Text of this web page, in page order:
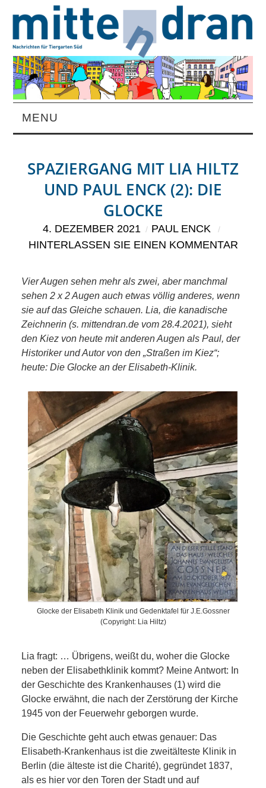
MENU
MAGAZIN
RUBRIKEN
SPONSORING
KONTAKT
SPAZIERGANG MIT LIA HILTZ
UND PAUL ENCK (2): DIE
GLOCKE
4. DEZEMBER 2021
PAUL ENCK
HINTERLASSEN SIE EINEN KOMMENTAR
Vier Augen sehen mehr als zwei, aber manchmal
sehen 2 x 2 Augen auch etwas völlig anderes, wenn
sie auf das Gleiche schauen. Lia, die kanadische
Zeichnerin (s. mittendran.de vom 28.4.2021), sieht
den Kiez von heute mit anderen Augen als Paul, der
Historiker und Autor von den „Straßen im Kiez“;
heute: Die Glocke an der Elisabeth-Klinik.
Glocke der Elisabeth Klinik und Gedenktafel für J.E.Gossner
(Copyright: Lia Hiltz)
Lia fragt: … Übrigens, weißt du, woher die Glocke
neben der Elisabethklinik kommt? Meine Antwort: In
der Geschichte des Krankenhauses (1) wird die
Glocke erwähnt, die nach der Zerstörung der Kirche
1945 von der Feuerwehr geborgen wurde.
Die Geschichte geht auch etwas genauer: Das
Elisabeth-Krankenhaus ist die zweitälteste Klinik in
Berlin (die älteste ist die Charité), gegründet 1837,
als es hier vor den Toren der Stadt und auf